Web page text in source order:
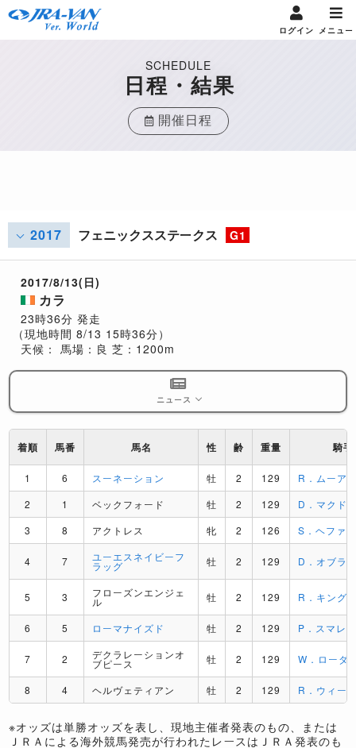
ログイン メニュー
SCHEDULE
日程・結果
開催日程
2017 フェニックスステークス G1
2017/8/13(日)
カラ
23時36分 発走
（現地時間 8/13 15時36分）
天候：
馬場：良 芝：1200m
ニュース
着順 馬番 馬名 性 齢 重量 騎手
1 6 スーネーション 牡 2 129
R．ムーア
2
1 ベックフォード 牡 2 129
D．マクド
3
8 アクトレス 牝 2 126 S．ヘファ
4 7 ユーエスネイビーフ
ラッグ 牡 2 129 D．オブラ
5 3 フローズンエンジェ
ル 牡 2 129 R．キング
6 5 ローマナイズド 牡 2 129 P．スマレ
7 2 デクラレーションオ
ブピース 牡 2 129 W．ローダ
8 4 ヘルヴェティアン 牡 2 129 R．ウィー
※オッズは単勝オッズを表し、現地主催者発表のもの、または
ＪＲＡによる海外競馬発売が行われたレースはＪＲＡ発表のも